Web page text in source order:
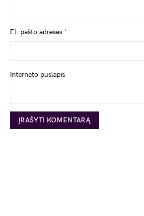
El. pašto adresas *
Interneto puslapis